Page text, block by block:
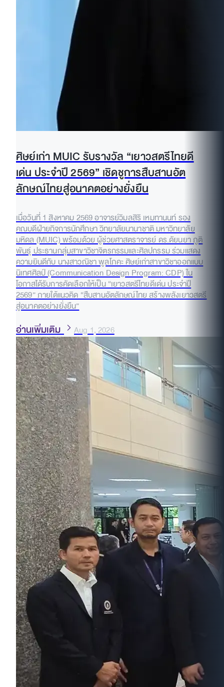
ศิษย์เก่า MUIC รับรางวัล “เยาวสตรีไทยดี
เด่น ประจำปี 2569” เชิดชูการสืบสานอัต
ลักษณ์ไทยสู่อนาคตอย่างยั่งยืน
เมื่อวันที่ 1 สิงหาคม 2569 อาจารย์วิมลสิริ เหมทานนท์ รอง
คณบดีฝ่ายกิจการนักศึกษา วิทยาลัยนานาชาติ มหาวิทยาลัย
มหิดล (MUIC) พร้อมด้วย ผู้ช่วยศาสตราจารย์ ดร.ดัยนยา ภูติ
พันธุ์ ประธานกลุ่มสาขาวิชาจิตรกรรมและศิลปกรรม ร่วมแสดง
ความยินดีกับ นางสาวณิชา พูลโภคะ ศิษย์เก่าสาขาวิชาออกแบบ
นิเทศศิลป์ (Communication Design Program: CDP) ใน
โอกาสได้รับการคัดเลือกให้เป็น “เยาวสตรีไทยดีเด่น ประจำปี
2569” ภายใต้แนวคิด “สืบสานอัตลักษณ์ไทย สร้างพลังเยาวสตรี
สู่อนาคตอย่างยั่งยืน”
อ่านเพิ่มเติม Aug 1, 2026